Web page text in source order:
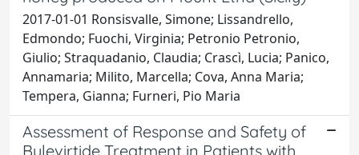
2017-01-01 Ronsisvalle, Simone; Lissandrello,
Edmondo; Fuochi, Virginia; Petronio Petronio,
Giulio; Straquadanio, Claudia; Crascì, Lucia; Panico,
Annamaria; Milito, Marcella; Cova, Anna Maria;
Tempera, Gianna; Furneri, Pio Maria
Assessment of Response and Safety of
Bulevirtide Treatment in Patients with